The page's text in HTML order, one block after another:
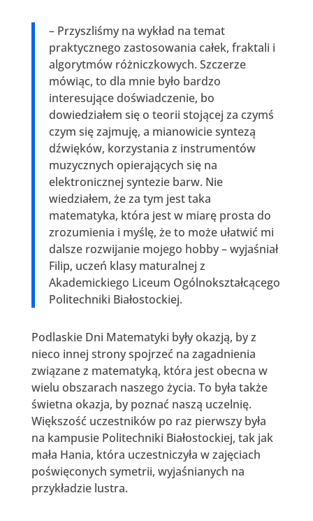
– Przyszliśmy na wykład na temat
praktycznego zastosowania całek, fraktali i
algorytmów różniczkowych. Szczerze
mówiąc, to dla mnie było bardzo
interesujące doświadczenie, bo
dowiedziałem się o teorii stojącej za czymś
czym się zajmuję, a mianowicie syntezą
dźwięków, korzystania z instrumentów
muzycznych opierających się na
elektronicznej syntezie barw. Nie
wiedziałem, że za tym jest taka
matematyka, która jest w miarę prosta do
zrozumienia i myślę, że to może ułatwić mi
dalsze rozwijanie mojego hobby – wyjaśniał
Filip, uczeń klasy maturalnej z
Akademickiego Liceum Ogólnokształcącego
Politechniki Białostockiej.
Podlaskie Dni Matematyki były okazją, by z
nieco innej strony spojrzeć na zagadnienia
związane z matematyką, która jest obecna w
wielu obszarach naszego życia. To była także
świetna okazja, by poznać naszą uczelnię.
Większość uczestników po raz pierwszy była
na kampusie Politechniki Białostockiej, tak jak
mała Hania, która uczestniczyła w zajęciach
poświęconych symetrii, wyjaśnianych na
przykładzie lustra.